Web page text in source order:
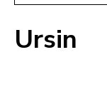
Ursin